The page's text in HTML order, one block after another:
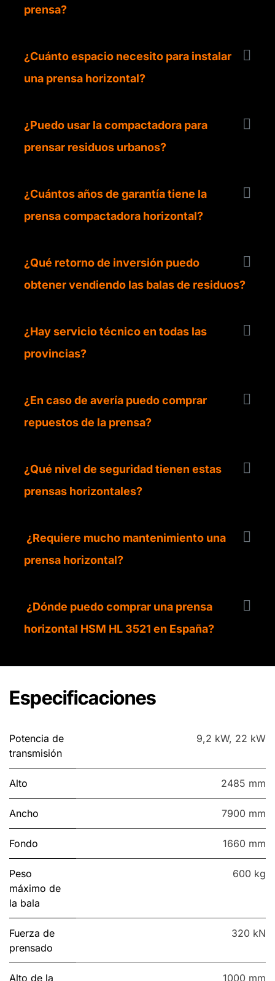
prensa?
¿Cuánto espacio necesito para instalar
una prensa horizontal?
¿Puedo usar la compactadora para
prensar residuos urbanos?
¿Cuántos años de garantía tiene la
prensa compactadora horizontal?
¿Qué retorno de inversión puedo
obtener vendiendo las balas de residuos?
¿Hay servicio técnico en todas las
provincias?
¿En caso de avería puedo comprar
repuestos de la prensa?
¿Qué nivel de seguridad tienen estas
prensas horizontales?
¿Requiere mucho mantenimiento una
prensa horizontal?
¿Dónde puedo comprar una prensa
horizontal HSM HL 3521 en España?
Especificaciones
Potencia de
transmisión
9,2 kW, 22 kW
Alto 2485 mm
Ancho 7900 mm
Fondo 1660 mm
Peso
máximo de
la bala
600 kg
Fuerza de
prensado
320 kN
Alto de la
1000 mm